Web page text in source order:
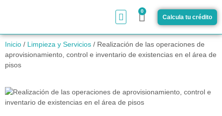
0
Calcula tu crédito
Inicio / Limpieza y Servicios / Realización de las operaciones de
aprovisionamiento, control e inventario de existencias en el área de
pisos